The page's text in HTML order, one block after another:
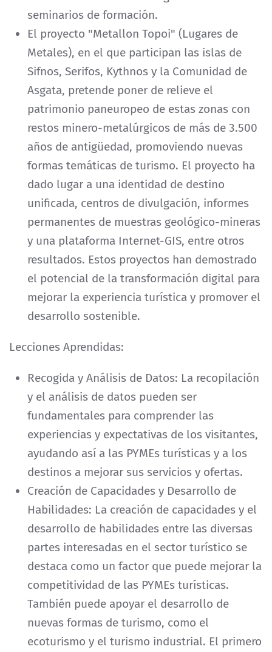
seminarios de formación.
El proyecto "Metallon Topoi" (Lugares de
Metales), en el que participan las islas de
Sifnos, Serifos, Kythnos y la Comunidad de
Asgata, pretende poner de relieve el
patrimonio paneuropeo de estas zonas con
restos minero-metalúrgicos de más de 3.500
años de antigüedad, promoviendo nuevas
formas temáticas de turismo. El proyecto ha
dado lugar a una identidad de destino
unificada, centros de divulgación, informes
permanentes de muestras geológico-mineras
y una plataforma Internet-GIS, entre otros
resultados. Estos proyectos han demostrado
el potencial de la transformación digital para
mejorar la experiencia turística y promover el
desarrollo sostenible.
Lecciones Aprendidas:
Recogida y Análisis de Datos: La recopilación
y el análisis de datos pueden ser
fundamentales para comprender las
experiencias y expectativas de los visitantes,
ayudando así a las PYMEs turísticas y a los
destinos a mejorar sus servicios y ofertas.
Creación de Capacidades y Desarrollo de
Habilidades: La creación de capacidades y el
desarrollo de habilidades entre las diversas
partes interesadas en el sector turístico se
destaca como un factor que puede mejorar la
competitividad de las PYMEs turísticas.
También puede apoyar el desarrollo de
nuevas formas de turismo, como el
ecoturismo y el turismo industrial. El primero